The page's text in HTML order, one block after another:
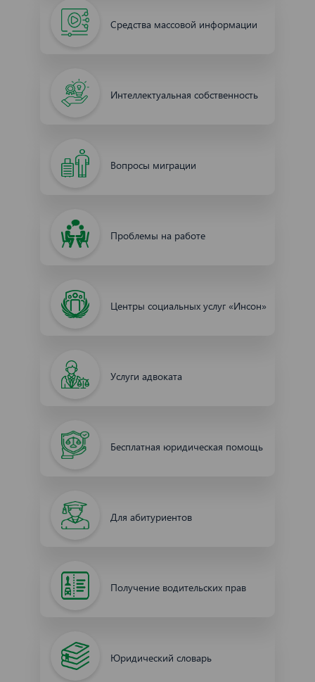
Средства массовой информации
Интеллектуальная собственность
Вопросы миграции
Проблемы на работе
Центры социальных услуг «Инсон»
Услуги адвоката
Бесплатная юридическая помощь
Для абитуриентов
Получение водительских прав
Юридический словарь